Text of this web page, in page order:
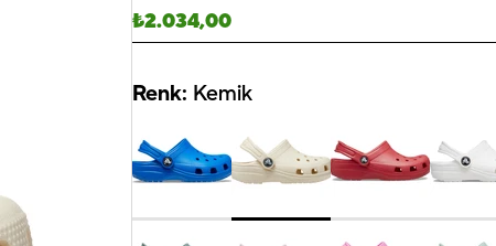
₺2.034,00
Renk: Kemik